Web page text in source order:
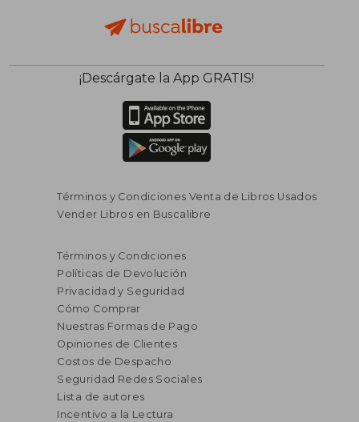
¡Descárgate la App GRATIS!
Términos y Condiciones Venta de Libros Usados
Vender Libros en Buscalibre
Términos y Condiciones
Políticas de Devolución
Privacidad y Seguridad
Cómo Comprar
Nuestras Formas de Pago
Opiniones de Clientes
Costos de Despacho
Seguridad Redes Sociales
Lista de autores
Incentivo a la Lectura